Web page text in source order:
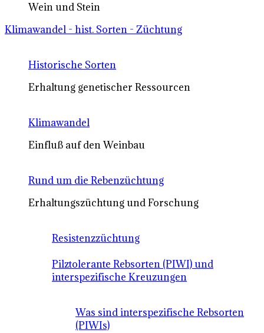
Wein und Stein
Klimawandel - hist. Sorten - Züchtung
Historische Sorten
Erhaltung genetischer Ressourcen
Klimawandel
Einfluß auf den Weinbau
Rund um die Rebenzüchtung
Erhaltungszüchtung und Forschung
Resistenzzüchtung
Pilztolerante Rebsorten (PIWI) und
interspezifische Kreuzungen
Was sind interspezifische Rebsorten
(PIWIs)